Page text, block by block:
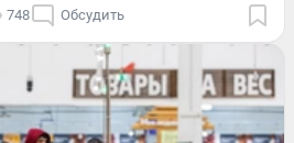
748 Обсудить